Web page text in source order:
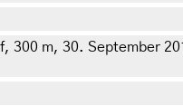
300 m, 30. September